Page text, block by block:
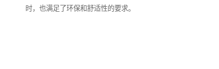
时，也满足了环保和舒适性的要求。